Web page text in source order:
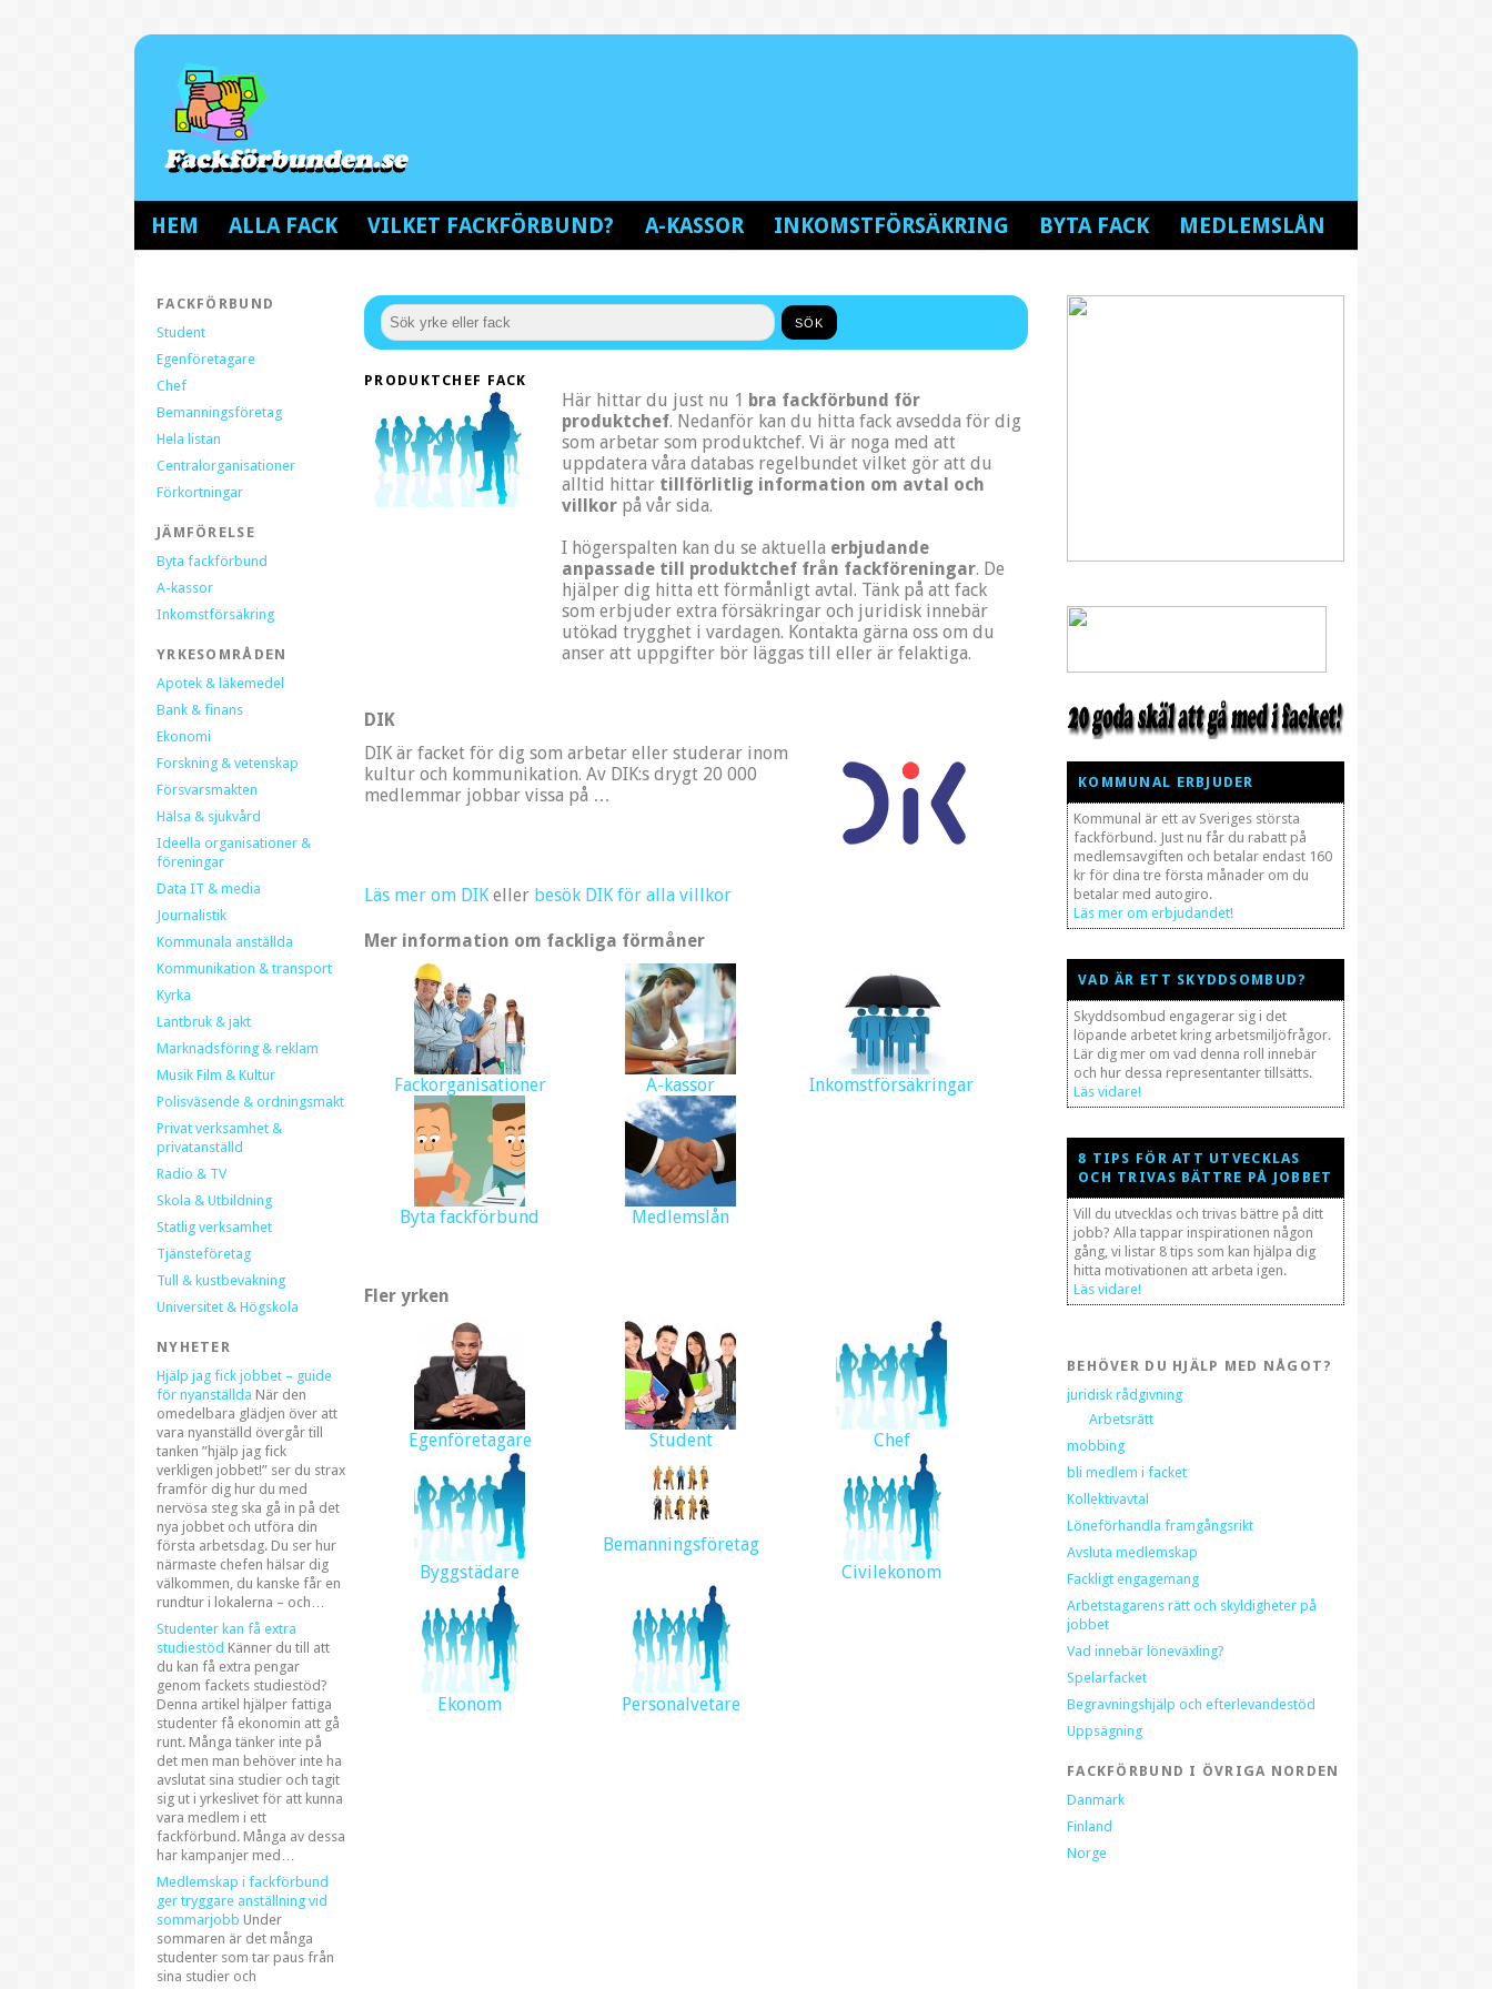
HEM ALLA FACK VILKET FACKFÖRBUND? A-KASSOR INKOMSTFÖRSÄKRING BYTA FACK MEDLEMSLÅN
FACKFÖRBUND
Student
Egenföretagare
Chef
Bemanningsföretag
Hela listan
Centralorganisationer
Förkortningar
JÄMFÖRELSE
Byta fackförbund
A-kassor
Inkomstförsäkring
YRKESOMRÅDEN
Apotek & läkemedel
Bank & finans
Ekonomi
Forskning & vetenskap
Försvarsmakten
Hälsa & sjukvård
Ideella organisationer &
föreningar
Data IT & media
Journalistik
Kommunala anställda
Kommunikation & transport
Kyrka
Lantbruk & jakt
Marknadsföring & reklam
Musik Film & Kultur
Polisväsende & ordningsmakt
Privat verksamhet &
privatanställd
Radio & TV
Skola & Utbildning
Statlig verksamhet
Tjänsteföretag
Tull & kustbevakning
Universitet & Högskola
NYHETER
Hjälp jag fick jobbet – guide
för nyanställda När den
omedelbara glädjen över att
vara nyanställd övergår till
tanken ”hjälp jag fick
verkligen jobbet!” ser du strax
framför dig hur du med
nervösa steg ska gå in på det
nya jobbet och utföra din
första arbetsdag. Du ser hur
närmaste chefen hälsar dig
välkommen, du kanske får en
rundtur i lokalerna – och…
Studenter kan få extra
studiestöd Känner du till att
du kan få extra pengar
genom fackets studiestöd?
Denna artikel hjälper fattiga
studenter få ekonomin att gå
runt. Många tänker inte på
det men man behöver inte ha
avslutat sina studier och tagit
sig ut i yrkeslivet för att kunna
vara medlem i ett
fackförbund. Många av dessa
har kampanjer med…
Medlemskap i fackförbund
ger tryggare anställning vid
sommarjobb Under
sommaren är det många
studenter som tar paus från
sina studier och
PRODUKTCHEF FACK
Här hittar du just nu 1 bra fackförbund för
produktchef. Nedanför kan du hitta fack avsedda för dig
som arbetar som produktchef. Vi är noga med att
uppdatera våra databas regelbundet vilket gör att du
alltid hittar tillförlitlig information om avtal och
villkorpå vår sida.
I högerspalten kan du se aktuella erbjudande
anpassade till produktchef från fackföreningar. De
hjälper dig hitta ett förmånligt avtal. Tänk på att fack
som erbjuder extra försäkringar och juridisk innebär
utökad trygghet i vardagen. Kontakta gärna oss om du
anser att uppgifter bör läggas till eller är felaktiga.
DIK
DIK är facket för dig som arbetar eller studerar inom
kultur och kommunikation. Av DIK:s drygt 20 000
medlemmar jobbar vissa på …
Läs mer om DIKeller besök DIK för alla villkor
Mer information om fackliga förmåner
Fackorganisationer A-kassor Inkomstförsäkringar
Byta fackförbund Medlemslån
Fler yrken
Egenföretagare Student Chef
Byggstädare
Bemanningsföretag
Civilekonom
Ekonom Personalvetare
KOMMUNAL ERBJUDER
Kommunal är ett av Sveriges största
fackförbund. Just nu får du rabatt på
medlemsavgiften och betalar endast 160
kr för dina tre första månader om du
betalar med autogiro.
Läs mer om erbjudandet!
VAD ÄR ETT SKYDDSOMBUD?
Skyddsombud engagerar sig i det
löpande arbetet kring arbetsmiljöfrågor.
Lär dig mer om vad denna roll innebär
och hur dessa representanter tillsätts.
Läs vidare!
8 TIPS FÖR ATT UTVECKLAS
OCH TRIVAS BÄTTRE PÅ JOBBET
Vill du utvecklas och trivas bättre på ditt
jobb? Alla tappar inspirationen någon
gång, vi listar 8 tips som kan hjälpa dig
hitta motivationen att arbeta igen.
Läs vidare!
BEHÖVER DU HJÄLP MED NÅGOT?
juridisk rådgivning
Arbetsrätt
mobbing
bli medlem i facket
Kollektivavtal
Löneförhandla framgångsrikt
Avsluta medlemskap
Fackligt engagemang
Arbetstagarens rätt och skyldigheter på
jobbet
Vad innebär löneväxling?
Spelarfacket
Begravningshjälp och efterlevandestöd
Uppsägning
FACKFÖRBUND I ÖVRIGA NORDEN
Danmark
Finland
Norge